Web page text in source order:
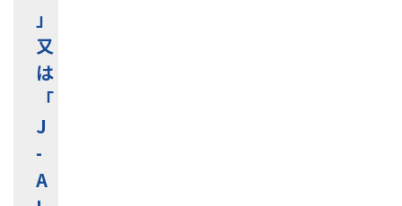
」
又
は
「
J
-
A